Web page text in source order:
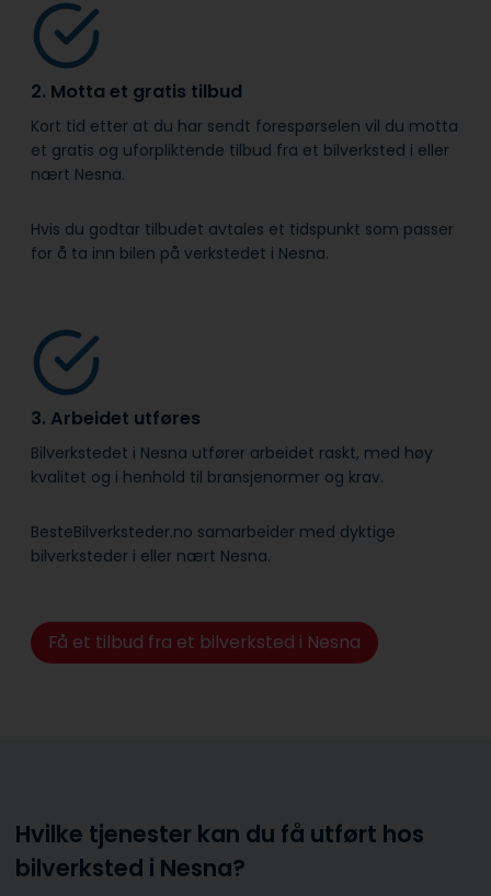
2. Motta et gratis tilbud
Kort tid etter at du har sendt forespørselen vil du motta
et gratis og uforpliktende tilbud fra et bilverksted i eller
nært Nesna.
Hvis du godtar tilbudet avtales et tidspunkt som passer
for å ta inn bilen på verkstedet i Nesna.
3. Arbeidet utføres
Bilverkstedet i Nesna utfører arbeidet raskt, med høy
kvalitet og i henhold til bransje­normer og krav.
BesteBilverksteder.no samarbeider med dyktige
bilverksteder i eller nært Nesna.
Få et tilbud fra et bilverksted i Nesna
Hvilke tjenester kan du få utført hos
bilverksted i Nesna?